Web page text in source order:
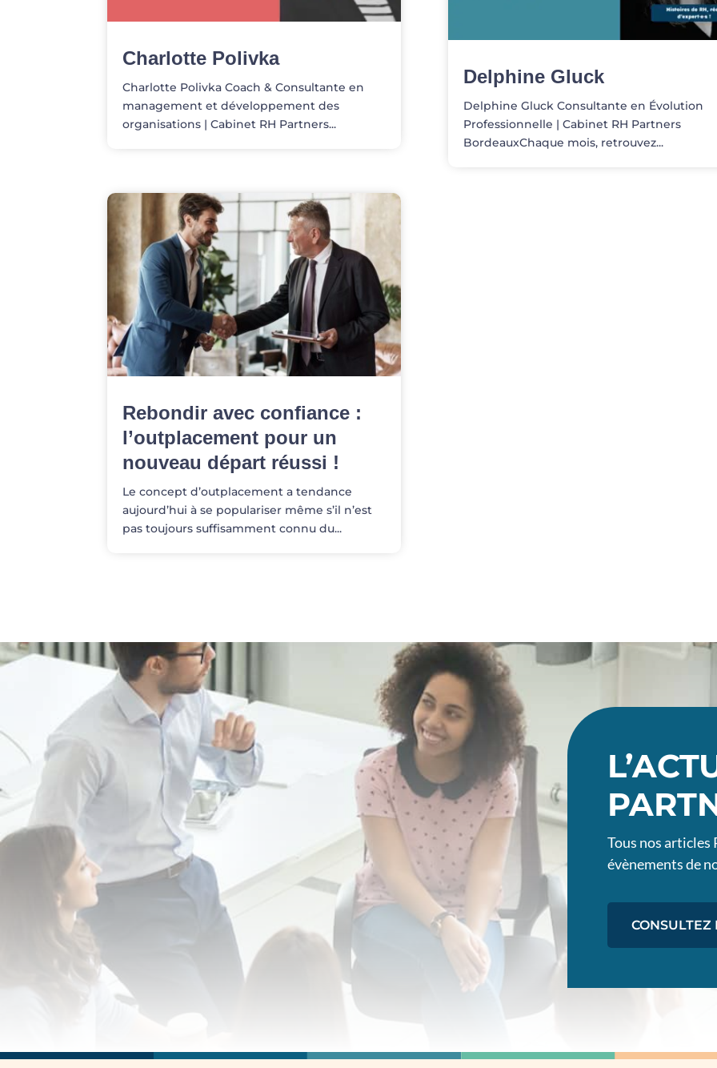
Charlotte Polivka
Charlotte Polivka Coach & Consultante en
management et développement des
organisations | Cabinet RH Partners...
Rebondir avec confiance :
l’outplacement pour un
nouveau départ réussi !
Le concept d’outplacement a tendance
aujourd’hui à se populariser même s’il n’est
pas toujours suffisamment connu du...
Delphine Gluck
Delphine Gluck Consultante en Évolution
Professionnelle | Cabinet RH Partners
BordeauxChaque mois, retrouvez...
Tous nos
évènements de
CONSULTEZ